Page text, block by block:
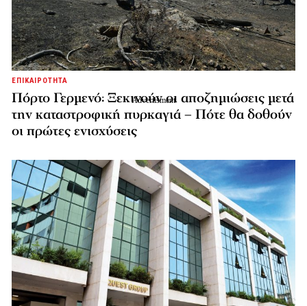
ΕΠΙΚΑΙΡΟΤΗΤΑ
Πόρτο Γερμενό: Ξεκινούν οι αποζημιώσεις μετά
την καταστροφική πυρκαγιά – Πότε θα δοθούν
οι πρώτες ενισχύσεις